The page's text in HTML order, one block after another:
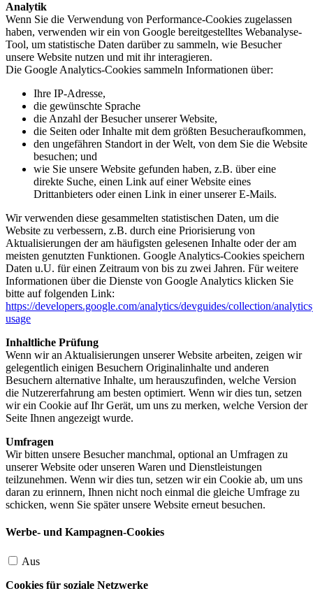
Analytik
Wenn Sie die Verwendung von Performance-Cookies zugelassen
haben, verwenden wir ein von Google bereitgestelltes Webanalyse-
Tool, um statistische Daten darüber zu sammeln, wie Besucher
unsere Website nutzen und mit ihr interagieren.
Die Google Analytics-Cookies sammeln Informationen über:
Ihre IP-Adresse,
die gewünschte Sprache
die Anzahl der Besucher unserer Website,
die Seiten oder Inhalte mit dem größten Besucheraufkommen,
den ungefähren Standort in der Welt, von dem Sie die Website
besuchen; und
wie Sie unsere Website gefunden haben, z.B. über eine
direkte Suche, einen Link auf einer Website eines
Drittanbieters oder einen Link in einer unserer E-Mails.
Wir verwenden diese gesammelten statistischen Daten, um die
Website zu verbessern, z.B. durch eine Priorisierung von
Aktualisierungen der am häufigsten gelesenen Inhalte oder der am
meisten genutzten Funktionen. Google Analytics-Cookies speichern
Daten u.U. für einen Zeitraum von bis zu zwei Jahren. Für weitere
Informationen über die Dienste von Google Analytics klicken Sie
bitte auf folgenden Link:
https://developers.google.com/analytics/devguides/collection/
usage
Inhaltliche Prüfung
Wenn wir an Aktualisierungen unserer Website arbeiten, zeigen wir
gelegentlich einigen Besuchern Originalinhalte und anderen
Besuchern alternative Inhalte, um herauszufinden, welche Version
die Nutzererfahrung am besten optimiert. Wenn wir dies tun, setzen
wir ein Cookie auf Ihr Gerät, um uns zu merken, welche Version der
Seite Ihnen angezeigt wurde.
Umfragen
Wir bitten unsere Besucher manchmal, optional an Umfragen zu
unserer Website oder unseren Waren und Dienstleistungen
teilzunehmen. Wenn wir dies tun, setzen wir ein Cookie ab, um uns
daran zu erinnern, Ihnen nicht noch einmal die gleiche Umfrage zu
schicken, wenn Sie später unsere Website erneut besuchen.
Werbe- und Kampagnen-Cookies
Aus
Cookies für soziale Netzwerke